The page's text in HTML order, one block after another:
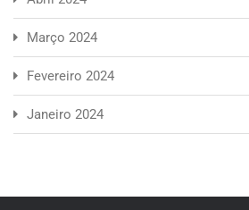
Março 2024
Fevereiro 2024
Janeiro 2024